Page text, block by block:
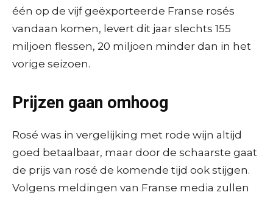
één op de vijf geëxporteerde Franse rosés
vandaan komen, levert dit jaar slechts 155
miljoen flessen, 20 miljoen minder dan in het
vorige seizoen.
Prijzen gaan omhoog
Rosé was in vergelijking met rode wijn altijd
goed betaalbaar, maar door de schaarste gaat
de prijs van rosé de komende tijd ook stijgen.
Volgens meldingen van Franse media zullen